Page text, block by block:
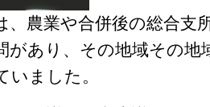
、農業や合併後の総合支
があり、その地域その地
いました。